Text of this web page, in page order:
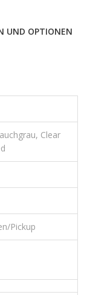
UND OPTIONEN
Clear
Pickup